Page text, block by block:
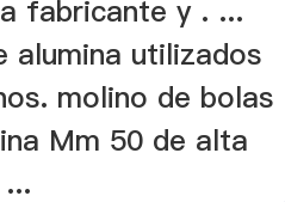
fabricante y . ...
alumina utilizados
molino de bolas
Mm 50 de alta